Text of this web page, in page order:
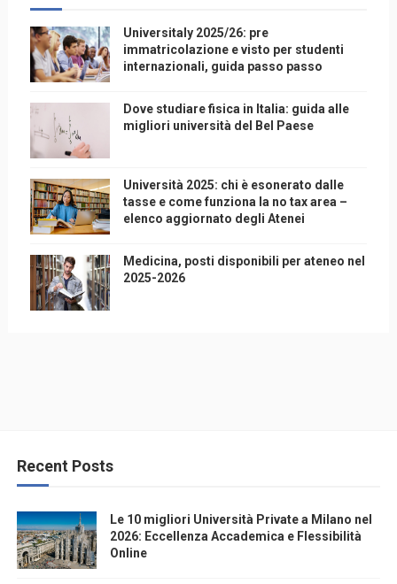
Universitaly 2025/26: pre
immatricolazione e visto per studenti
internazionali, guida passo passo
Dove studiare fisica in Italia: guida alle
migliori università del Bel Paese
Università 2025: chi è esonerato dalle
tasse e come funziona la no tax area –
elenco aggiornato degli Atenei
Medicina, posti disponibili per ateneo nel
2025-2026
Recent Posts
Le 10 migliori Università Private a Milano nel
2026: Eccellenza Accademica e Flessibilità
Online